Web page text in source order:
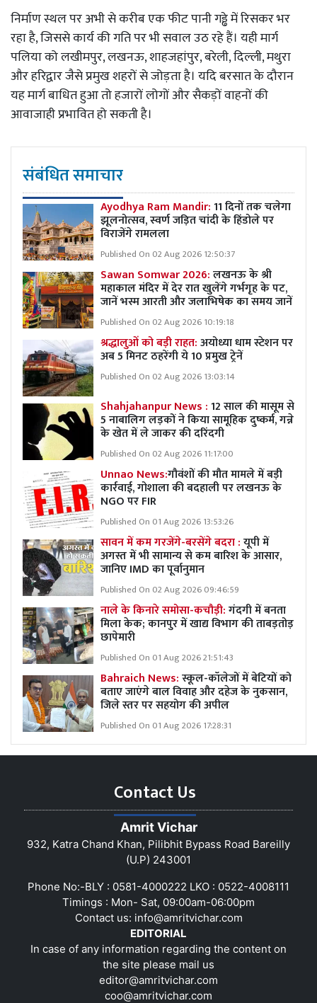
निर्माण स्थल पर अभी से करीब एक फीट पानी गड्ढे में रिसकर भर
रहा है, जिससे कार्य की गति पर भी सवाल उठ रहे हैं। यही मार्ग
पलिया को लखीमपुर, लखनऊ, शाहजहांपुर, बरेली, दिल्ली, मथुरा
और हरिद्वार जैसे प्रमुख शहरों से जोड़ता है। यदि बरसात के दौरान
यह मार्ग बाधित हुआ तो हजारों लोगों और सैकड़ों वाहनों की
आवाजाही प्रभावित हो सकती है।
संबंधित समाचार
Ayodhya Ram Mandir:11 दिनों तक चलेगा
झूलनोत्सव, स्वर्ण जड़ित चांदी के हिंडोले पर
विराजेंगे रामलला
Published On 02 Aug 2026 12:50:37
Sawan Somwar 2026:लखनऊ के श्री
महाकाल मंदिर में देर रात खुलेंगे गर्भगृह के पट,
जानें भस्म आरती और जलाभिषेक का समय जानें
Published On 02 Aug 2026 10:19:18
श्रद्धालुओं को बड़ी राहत:अयोध्या धाम स्टेशन पर
अब 5 मिनट ठहरेंगी ये 10 प्रमुख ट्रेनें
Published On 02 Aug 2026 13:03:14
Shahjahanpur News :12 साल की मासूम से
5 नाबालिग लड़कों ने किया सामूहिक दुष्कर्म, गन्ने
के खेत में ले जाकर की दरिंदगी
Published On 02 Aug 2026 11:17:00
Unnao News:गौवंशों की मौत मामले में बड़ी
कार्रवाई, गोशाला की बदहाली पर लखनऊ के
NGO पर FIR
Published On 01 Aug 2026 13:53:26
सावन में कम गरजेंगे-बरसेंगे बदरा :यूपी में
अगस्त में भी सामान्य से कम बारिश के आसार,
जानिए IMD का पूर्वानुमान
Published On 02 Aug 2026 09:46:59
नाले के किनारे समोसा-कचौड़ी:गंदगी में बनता
मिला केक; कानपुर में खाद्य विभाग की ताबड़तोड़
छापेमारी
Published On 01 Aug 2026 21:51:43
Bahraich News:स्कूल-कॉलेजों में बेटियों को
बताए जाएंगे बाल विवाह और दहेज के नुकसान,
जिले स्तर पर सहयोग की अपील
Published On 01 Aug 2026 17:28:31
Contact Us
Amrit Vichar
932, Katra Chand Khan, Pilibhit Bypass Road Bareilly
(U.P) 243001
Phone No:-BLY : 0581-4000222 LKO : 0522-4008111
Timings : Mon- Sat, 09:00am-06:00pm
Contact us: info@amritvichar.com
EDITORIAL
In case of any information regarding the content on
the site please mail us
editor@amritvichar.com
coo@amritvichar.com